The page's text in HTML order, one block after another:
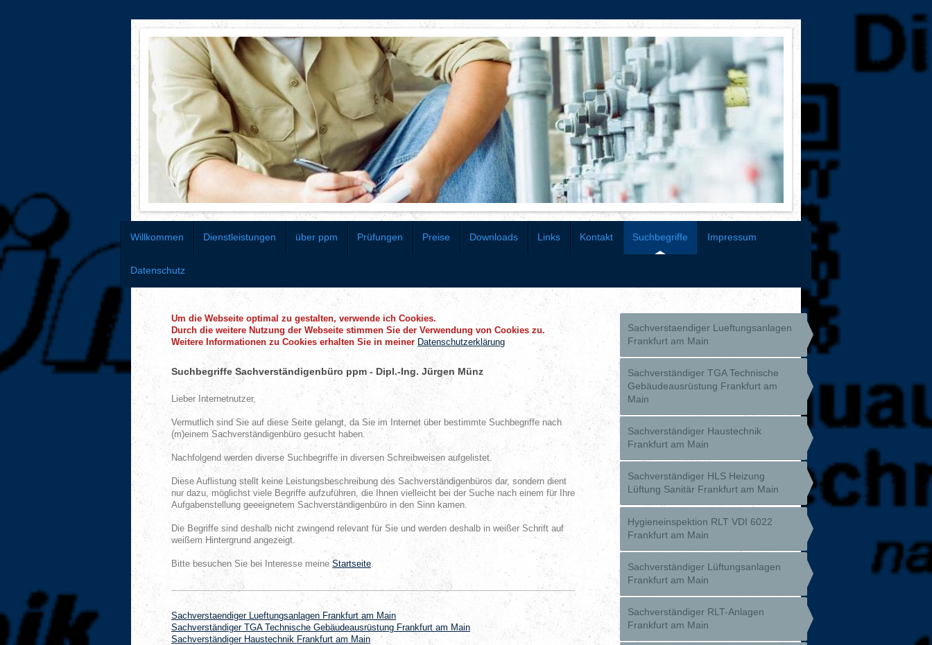
Willkommen Dienstleistungen über ppm Prüfungen Preise Downloads Links Kontakt Suchbegriffe Impressum
Datenschutz
Um die Webseite optimal zu gestalten, verwende ich Cookies.
Durch die weitere Nutzung der Webseite stimmen Sie der Verwendung von Cookies zu.
Weitere Informationen zu Cookies erhalten Sie in meiner Datenschutzerklärung
Suchbegriffe Sachverständigenbüro ppm - Dipl.-Ing. Jürgen Münz
Lieber Internetnutzer,
Vermutlich sind Sie auf diese Seite gelangt, da Sie im Internet über bestimmte Suchbegriffe nach
(m)einem Sachverständigenbüro gesucht haben.
Nachfolgend werden diverse Suchbegriffe in diversen Schreibweisen aufgelistet.
Diese Auflistung stellt keine Leistungsbeschreibung des Sachverständigenbüros dar, sondern dient
nur dazu, möglichst viele Begriffe aufzuführen, die Ihnen vielleicht bei der Suche nach einem für Ihre
Aufgabenstellung geeeignetem Sachverständigenbüro in den Sinn kamen.
Die Begriffe sind deshalb nicht zwingend relevant für Sie und werden deshalb in weißer Schrift auf
weißem Hintergrund angezeigt.
Bitte besuchen Sie bei Interesse meineStartseite.
Sachverstaendiger Lueftungsanlagen Frankfurt am Main
Sachverständiger TGA Technische Gebäudeausrüstung Frankfurt am Main
Sachverständiger Haustechnik Frankfurt am Main
Sachverstaendiger Lueftungsanlagen
Frankfurt am Main
Sachverständiger TGA Technische
Gebäudeausrüstung Frankfurt am
Main
Sachverständiger Haustechnik
Frankfurt am Main
Sachverständiger HLS Heizung
Lüftung Sanitär Frankfurt am Main
Hygieneinspektion RLT VDI 6022
Frankfurt am Main
Sachverständiger Lüftungsanlagen
Frankfurt am Main
Sachverständiger RLT-Anlagen
Frankfurt am Main